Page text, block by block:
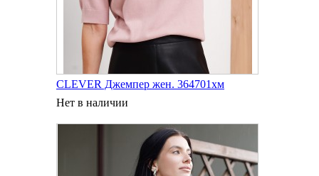
CLEVER Джемпер жен. 364701хм
Нет в наличии